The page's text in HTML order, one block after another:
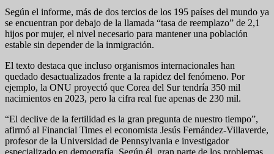
Según el informe, más de dos tercios de los 195 países del mundo ya
se encuentran por debajo de la llamada “tasa de reemplazo” de 2,1
hijos por mujer, el nivel necesario para mantener una población
estable sin depender de la inmigración.
El texto destaca que incluso organismos internacionales han
quedado desactualizados frente a la rapidez del fenómeno. Por
ejemplo, la ONU proyectó que Corea del Sur tendría 350 mil
nacimientos en 2023, pero la cifra real fue apenas de 230 mil.
“El declive de la fertilidad es la gran pregunta de nuestro tiempo”,
afirmó al Financial Times el economista Jesús Fernández-Villaverde,
profesor de la Universidad de Pennsylvania e investigador
especializado en demografía. Según él, gran parte de los problemas